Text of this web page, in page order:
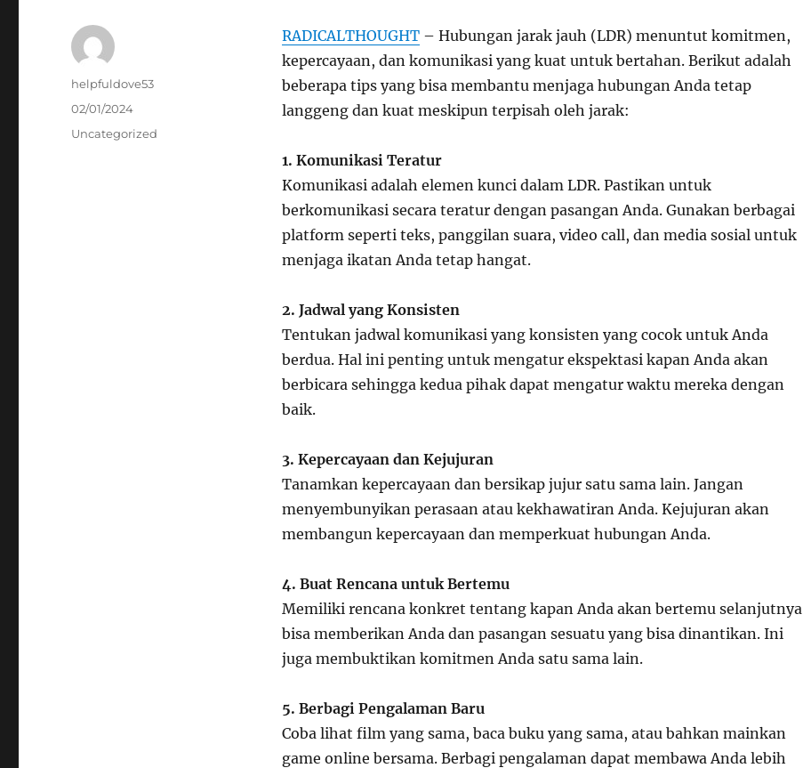
RADICALTHOUGHT– Hubungan jarak jauh (LDR) menuntut komitmen,
kepercayaan, dan komunikasi yang kuat untuk bertahan. Berikut adalah
beberapa tips yang bisa membantu menjaga hubungan Anda tetap
langgeng dan kuat meskipun terpisah oleh jarak:
1. Komunikasi Teratur
Komunikasi adalah elemen kunci dalam LDR. Pastikan untuk
berkomunikasi secara teratur dengan pasangan Anda. Gunakan berbagai
platform seperti teks, panggilan suara, video call, dan media sosial untuk
menjaga ikatan Anda tetap hangat.
2. Jadwal yang Konsisten
Tentukan jadwal komunikasi yang konsisten yang cocok untuk Anda
berdua. Hal ini penting untuk mengatur ekspektasi kapan Anda akan
berbicara sehingga kedua pihak dapat mengatur waktu mereka dengan
baik.
3. Kepercayaan dan Kejujuran
Tanamkan kepercayaan dan bersikap jujur satu sama lain. Jangan
menyembunyikan perasaan atau kekhawatiran Anda. Kejujuran akan
membangun kepercayaan dan memperkuat hubungan Anda.
4. Buat Rencana untuk Bertemu
Memiliki rencana konkret tentang kapan Anda akan bertemu selanjutnya
bisa memberikan Anda dan pasangan sesuatu yang bisa dinantikan. Ini
juga membuktikan komitmen Anda satu sama lain.
5. Berbagi Pengalaman Baru
Coba lihat film yang sama, baca buku yang sama, atau bahkan mainkan
game online bersama. Berbagi pengalaman dapat membawa Anda lebih
Author
helpfuldove53
Posted
02/01/2024
Categories
Uncategorized